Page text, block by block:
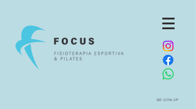
RE:12796-SP